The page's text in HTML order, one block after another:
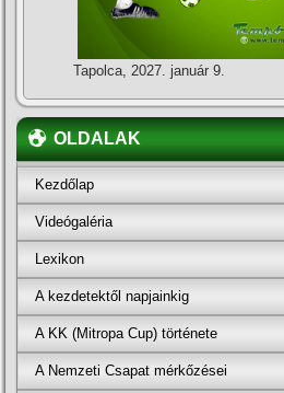
Tapolca, 2027. január 9.
OLDALAK
Kezdőlap
Videógaléria
Lexikon
A kezdetektől napjainkig
A KK (Mitropa Cup) története
A Nemzeti Csapat mérkőzései